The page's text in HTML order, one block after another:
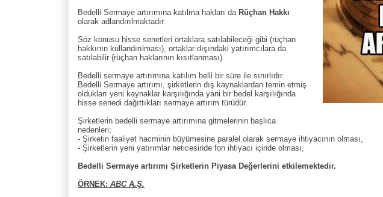
Bedelli Sermaye artırımına katılma hakları da Rüçhan Hakkı
olarak adlandırılmaktadır.
Söz konusu hisse senetleri ortaklara satılabileceği gibi (rüçhan
hakkının kullandırılması), ortaklar dışındaki yatırımcılara da
satılabilir (rüçhan haklarının kısıtlanması).
Bedelli sermaye artırımına katılım belli bir süre ile sınırlıdır.
Bedelli Sermaye artırımı, şirketlerin dış kaynaklardan temin etmiş
oldukları yeni kaynaklar karşılığında yani bir bedel karşılığında
hisse senedi dağıttıkları sermaye artırım türüdür.
Şirketlerin bedelli sermaye artırımına gitmelerinin başlıca
nedenleri;
- Şirketin faaliyet hacminin büyümesine paralel olarak sermaye ihtiyacının olması,
- Şirketlerin yeni yatırımlar neticesinde fon ihtiyacı içinde olması,
Bedelli Sermaye artırımı Şirketlerin Piyasa Değerlerini etkilemektedir.
ÖRNEK: ABC A.Ş.